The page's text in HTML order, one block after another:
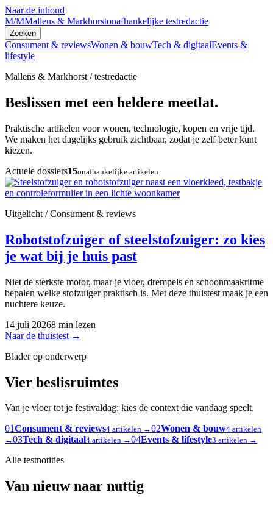
Naar de inhoud
M/MMallens & Markhorstonafhankelijke testredactie
Zoeken
Consument & reviewsWonen & bouwTech & digitaalEvents &
lifestyle
Mallens & Markhorst / testredactie
Beslissen met een heldere meetlat.
Praktische artikelen voor wonen, technologie, kopen en vrije tijd.
We maken het dagelijks gebruik zichtbaar, zodat je zelf beter kunt
kiezen.
Actuele dossiers15onafhankelijke artikelen
Uitgelicht / Consument & reviews
Robotstofzuiger of steelstofzuiger: zo kies
je wat bij je huis past
Niet de sterkste motor, maar je vloer, drempels en schoonmaakritme
bepalen welke stofzuiger praktisch is. Met deze thuistest maak je een
nuchtere keuze.
14 juli 20268 min lezen
Naar de thuistest →
Blader op onderwerp
Vier beslisruimtes
Van je vloer tot je festivaldag: kies de context die vandaag speelt.
01Consument & reviews4 artikelen →02Wonen & bouw4 artikelen
→03Tech & digitaal4 artikelen →04Events & lifestyle3 artikelen →
Alle testnotities
Van nieuw naar nuttig